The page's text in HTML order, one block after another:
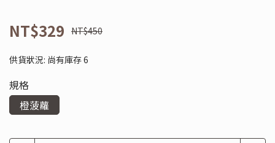
NT$329 NT$450
供貨狀況: 尚有庫存 6
規格
橙菠蘿